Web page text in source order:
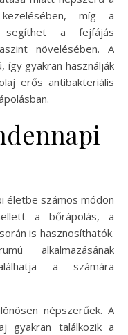
míg a
segíthet a fejfájás
növelésében. A
gyakran használják
erős antibakteriális
életbe számos módon
a bőrápolás, a
is hasznosíthatók.
alkalmazásának
a számára
népszerűek. A
gyakran találkozik a